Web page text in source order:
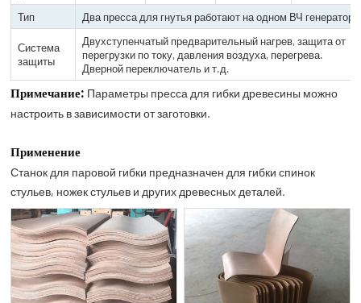
Тип
Два пресса для гнутья работают на одном ВЧ генераторе
Система
защиты
Двухступенчатый предварительный нагрев, защита от
перегрузки по току, давления воздуха, перегрева.
Дверной переключатель и т.д.
Примечание: Параметры пресса для гибки древесины можно
настроить в зависимости от заготовки.
Применение
Станок для паровой гибки предназначен для гибки спинок
стульев, ножек стульев и других древесных деталей.